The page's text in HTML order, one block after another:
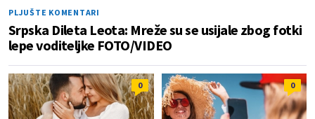
PLJUŠTE KOMENTARI
Srpska Dileta Leota: Mreže su se usijale zbog fotki
lepe voditeljke FOTO/VIDEO
0 0